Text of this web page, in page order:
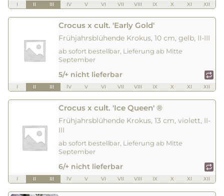
I II III IV V VI VII VIII IX X XI XII
Crocus x cult. 'Early Gold'
Frühjahrsblühende Krokus, 10 cm, gelb, II-III
ab sofort bestellbar, Lieferung ab Mitte
September
5/+ nicht lieferbar
I II III IV V VI VII VIII IX X XI XII
Crocus x cult. 'Ice Queen' ®
Frühjahrsblühende Krokus, 13 cm, violett, II-
III
ab sofort bestellbar, Lieferung ab Mitte
September
6/+ nicht lieferbar
I II III IV V VI VII VIII IX X XI XII